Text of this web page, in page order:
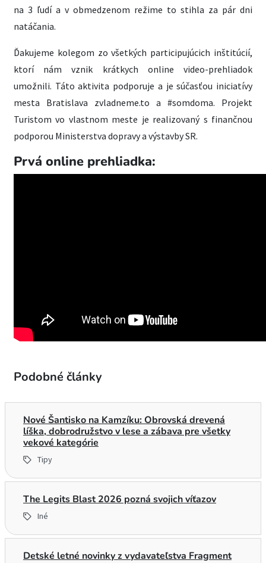
na 3 ľudí a v obmedzenom režime to stihla za pár dni
natáčania.
Ďakujeme kolegom zo všetkých participujúcich inštitúcií,
ktorí nám vznik krátkych online video-prehliadok
umožnili. Táto aktivita podporuje a je súčasťou iniciatívy
mesta Bratislava zvladneme.to a #somdoma. Projekt
Turistom vo vlastnom meste je realizovaný s finančnou
podporou Ministerstva dopravy a výstavby SR.
Prvá online prehliadka:
Podobné články
Nové Šantisko na Kamzíku: Obrovská drevená
líška, dobrodružstvo v lese a zábava pre všetky
vekové kategórie
Tipy
The Legits Blast 2026 pozná svojich víťazov
Iné
Detské letné novinky z vydavateľstva Fragment